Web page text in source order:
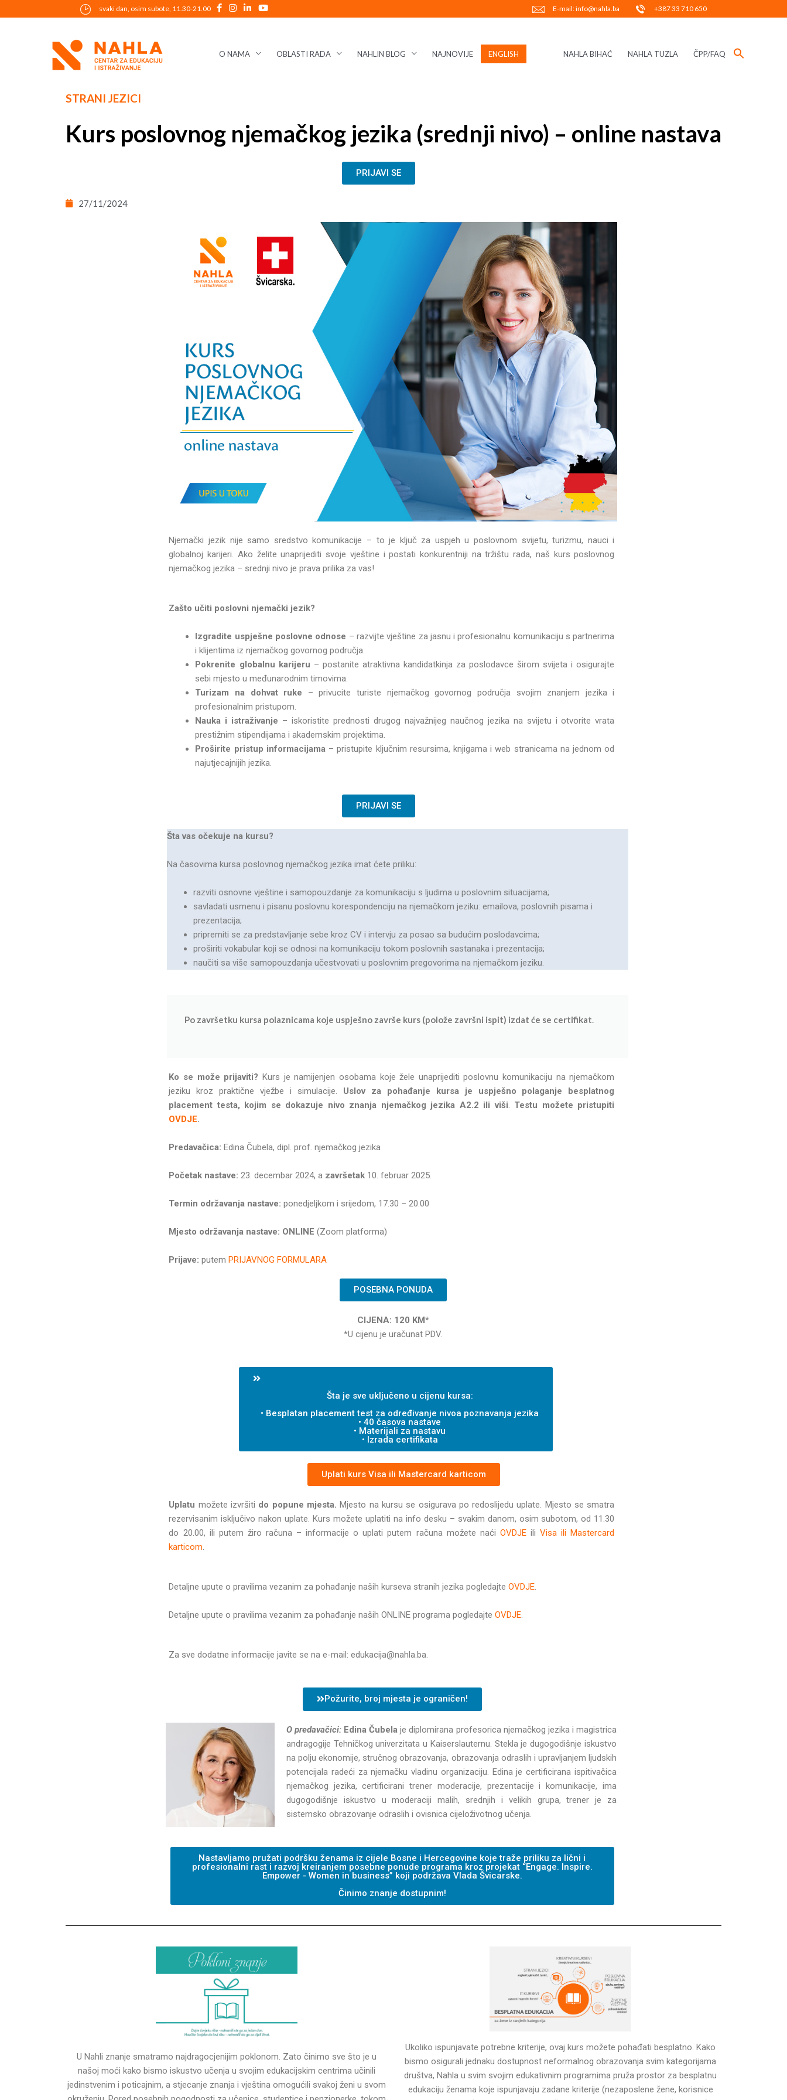
to
svaki dan, osim subote, 11.30-21.00 E-mail: info@nahla.ba +387 33 710 650
O NAMA OBLASTI RADA NAHLIN BLOG NAJNOVIJE ENGLISH NAHLA BIHAĆ NAHLA TUZLA ČPP/FAQ
STRANI JEZICI
Kurs poslovnog njemačkog jezika (srednji nivo) – online nastava
PRIJAVI SE
27/11/2024
Njemački jezik nije samo sredstvo komunikacije – to je ključ za uspjeh u poslovnom svijetu, turizmu, nauci i
globalnoj karijeri. Ako želite unaprijediti svoje vještine i postati konkurentniji na tržištu rada, naš kurs poslovnog
njemačkog jezika – srednji nivo je prava prilika za vas!
Zašto učiti poslovni njemački jezik?
Izgradite uspješne poslovne odnose – razvijte vještine za jasnu i profesionalnu komunikaciju s partnerima
i klijentima iz njemačkog govornog područja.
Pokrenite globalnu karijeru – postanite atraktivna kandidatkinja za poslodavce širom svijeta i osigurajte
sebi mjesto u međunarodnim timovima.
Turizam na dohvat ruke – privucite turiste njemačkog govornog područja svojim znanjem jezika i
profesionalnim pristupom.
Nauka i istraživanje – iskoristite prednosti drugog najvažnijeg naučnog jezika na svijetu i otvorite vrata
prestižnim stipendijama i akademskim projektima.
Proširite pristup informacijama– pristupite ključnim resursima, knjigama i web stranicama na jednom od
najutjecajnijih jezika.
PRIJAVI SE
Šta vas očekuje na kursu?
Na časovima kursa poslovnog njemačkog jezika imat ćete priliku:
razviti osnovne vještine i samopouzdanje za komunikaciju s ljudima u poslovnim situacijama;
savladati usmenu i pisanu poslovnu korespondenciju na njemačkom jeziku: emailova, poslovnih pisama i
prezentacija;
pripremiti se za predstavljanje sebe kroz CV i intervju za posao sa budućim poslodavcima;
proširiti vokabular koji se odnosi na komunikaciju tokom poslovnih sastanaka i prezentacija;
naučiti sa više samopouzdanja učestvovati u poslovnim pregovorima na njemačkom jeziku.
Po završetku kursa polaznicama koje uspješno završe kurs (polože završni ispit) izdat će se certifikat.
Ko se može prijaviti? Kurs je namijenjen osobama koje žele unaprijediti poslovnu komunikaciju na njemačkom
jeziku kroz praktične vježbe i simulacije. Uslov za pohađanje kursa je uspješno polaganje besplatnog
placement testa, kojim se dokazuje nivo znanja njemačkog jezika A2.2 ili viši. Testu možete pristupiti
OVDJE.
Predavačica: Edina Čubela, dipl. prof. njemačkog jezika
Početak nastave:23. decembar 2024, a završetak 10. februar 2025.
Termin održavanja nastave:ponedjeljkom i srijedom, 17.30 – 20.00
Mjesto održavanja nastave: ONLINE(Zoom platforma)
Prijave: putemPRIJAVNOG FORMULARA
POSEBNA PONUDA
CIJENA: 120 KM*
*U cijenu je uračunat PDV.
Šta je sve uključeno u cijenu kursa:
• Besplatan placement test za određivanje nivoa poznavanja jezika
• 40 časova nastave
• Materijali za nastavu
• Izrada certifikata
Uplati kurs Visa ili Mastercard karticom
Uplatu možete izvršiti do popune mjesta. Mjesto na kursu se osigurava po redoslijedu uplate. Mjesto se smatra
rezervisanim isključivo nakon uplate. Kurs možete uplatiti na info desku – svakim danom, osim subotom, od 11.30
do 20.00, ili putem žiro računa – informacije o uplati putem računa možete naći OVDJEiliVisa ili Mastercard
karticom.
Detaljne upute o pravilima vezanim za pohađanje naših kurseva stranih jezika pogledajteOVDJE.
Detaljne upute o pravilima vezanim za pohađanje naših ONLINE programa pogledajteOVDJE.
Za sve dodatne informacije javite se na e-mail: edukacija@nahla.ba.
Požurite, broj mjesta je ograničen!
O predavačici: Edina Čubela je diplomirana profesorica njemačkog jezika i magistrica
andragogije Tehničkog univerzitata u Kaiserslauternu. Stekla je dugogodišnje iskustvo
na polju ekonomije, stručnog obrazovanja, obrazovanja odraslih i upravljanjem ljudskih
potencijala radeći za njemačku vladinu organizaciju. Edina je certificirana ispitivačica
njemačkog jezika, certificirani trener moderacije, prezentacije i komunikacije, ima
dugogodišnje iskustvo u moderaciji malih, srednjih i velikih grupa, trener je za
sistemsko obrazovanje odraslih i ovisnica cijeloživotnog učenja.
Nastavljamo pružati podršku ženama iz cijele Bosne i Hercegovine koje traže priliku za lični i
profesionalni rast i razvoj kreiranjem posebne ponude programa kroz projekat “Engage. Inspire.
Empower - Women in business” koji podržava Vlada Švicarske.
Činimo znanje dostupnim!
U Nahli znanje smatramo najdragocjenijim poklonom. Zato činimo sve što je u
našoj moći kako bismo iskustvo učenja u svojim edukacijskim centrima učinili
jedinstvenim i poticajnim, a stjecanje znanja i vještina omogućili svakoj ženi u svom
Ukoliko ispunjavate potrebne kriterije, ovaj kurs možete pohađati besplatno. Kako
bismo osigurali jednaku dostupnost neformalnog obrazovanja svim kategorijama
društva, Nahla u svim svojim edukativnim programima pruža prostor za besplatnu
edukaciju ženama koje ispunjavaju zadane kriterije (nezaposlene žene, korisnice